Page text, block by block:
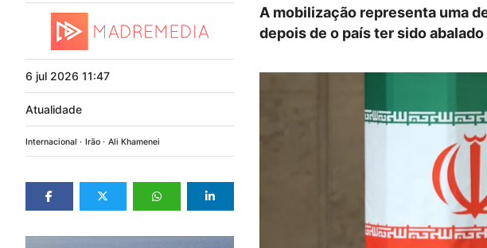
6 jul 2026 11:47
Atualidade
Internacional Irão Ali Khamenei
A mobilização representa uma
depois de o país ter sido